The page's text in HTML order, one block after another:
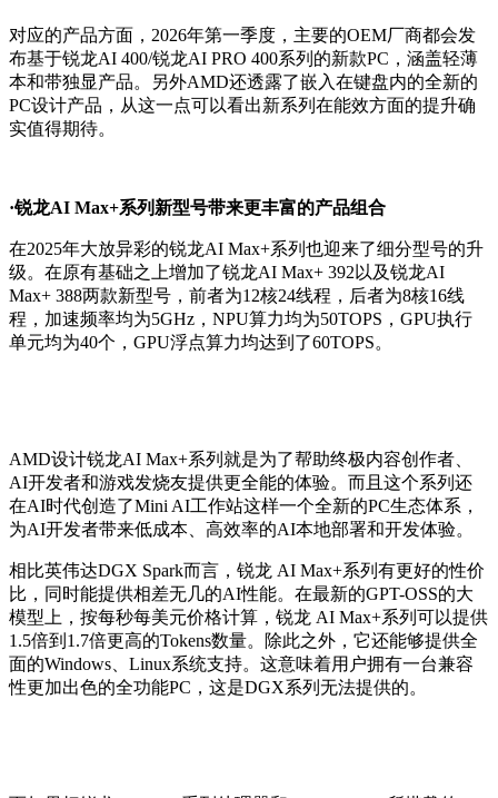
对应的产品方面，2026年第一季度，主要的OEM厂商都会发
布基于锐龙AI 400/锐龙AI PRO 400系列的新款PC，涵盖轻薄
本和带独显产品。另外AMD还透露了嵌入在键盘内的全新的
PC设计产品，从这一点可以看出新系列在能效方面的提升确
实值得期待。
·锐龙AI Max+系列新型号带来更丰富的产品组合
在2025年大放异彩的锐龙AI Max+系列也迎来了细分型号的升
级。在原有基础之上增加了锐龙AI Max+ 392以及锐龙AI
Max+ 388两款新型号，前者为12核24线程，后者为8核16线
程，加速频率均为5GHz，NPU算力均为50TOPS，GPU执行
单元均为40个，GPU浮点算力均达到了60TOPS。
AMD设计锐龙AI Max+系列就是为了帮助终极内容创作者、
AI开发者和游戏发烧友提供更全能的体验。而且这个系列还
在AI时代创造了Mini AI工作站这样一个全新的PC生态体系，
为AI开发者带来低成本、高效率的AI本地部署和开发体验。
相比英伟达DGX Spark而言，锐龙 AI Max+系列有更好的性价
比，同时能提供相差无几的AI性能。在最新的GPT-OSS的大
模型上，按每秒每美元价格计算，锐龙 AI Max+系列可以提供
1.5倍到1.7倍更高的Tokens数量。除此之外，它还能够提供全
面的Windows、Linux系统支持。这意味着用户拥有一台兼容
性更加出色的全功能PC，这是DGX系列无法提供的。